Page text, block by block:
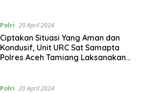
Polri 20 April 2024
Ciptakan Situasi Yang Aman dan
Kondusif, Unit URC Sat Samapta
Polres Aceh Tamiang Laksanakan
Polri 20 April 2024